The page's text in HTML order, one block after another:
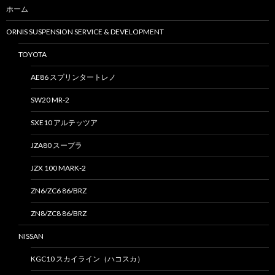
ホーム
ORNIS SUSPENSION SERVICE & DEVELOPMENT
TOYOTA
AE86 スプリンタートレノ
SW20 MR-2
SXE10 アルテッツア
JZA80 スープラ
JZX 100 MARK-2
ZN6/ZC6 86/BRZ
ZN8/ZC8 86/BRZ
NISSAN
KGC10 スカイライン（ハコスカ）